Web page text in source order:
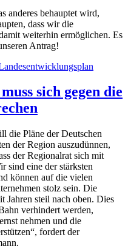
anderes behauptet wird,
dass wir die
weiterhin ermöglichen. Es
Antrag!
sich gegen die
die Pläne der Deutschen
der Region auszudünnen,
der Regionalrat sich mit
sind eine der stärksten
können auf die vielen
stolz sein. Die
Jahren steil nach oben. Dies
verhindert werden,
nehmen und die
fordert der